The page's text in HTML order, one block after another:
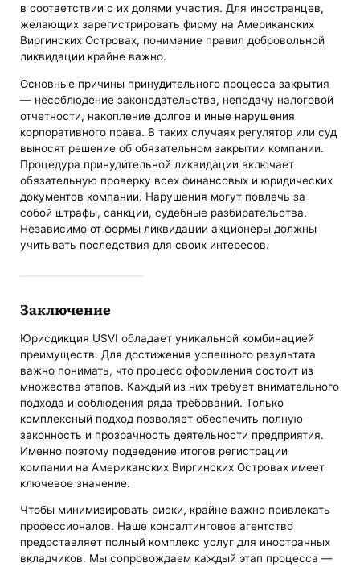
в соответствии с их долями участия. Для иностранцев,
желающих зарегистрировать фирму на Американских
Виргинских Островах, понимание правил добровольной
ликвидации крайне важно.
Основные причины принудительного процесса закрытия
— несоблюдение законодательства, неподачу налоговой
отчетности, накопление долгов и иные нарушения
корпоративного права. В таких случаях регулятор или суд
выносят решение об обязательном закрытии компании.
Процедура принудительной ликвидации включает
обязательную проверку всех финансовых и юридических
документов компании. Нарушения могут повлечь за
собой штрафы, санкции, судебные разбирательства.
Независимо от формы ликвидации акционеры должны
учитывать последствия для своих интересов.
Заключение
Юрисдикция USVI обладает уникальной комбинацией
преимуществ. Для достижения успешного результата
важно понимать, что процесс оформления состоит из
множества этапов. Каждый из них требует внимательного
подхода и соблюдения ряда требований. Только
комплексный подход позволяет обеспечить полную
законность и прозрачность деятельности предприятия.
Именно поэтому подведение итогов регистрации
компании на Американских Виргинских Островах имеет
ключевое значение.
Чтобы минимизировать риски, крайне важно привлекать
профессионалов. Наше консалтинговое агентство
предоставляет полный комплекс услуг для иностранных
вкладчиков. Мы сопровождаем каждый этап процесса —